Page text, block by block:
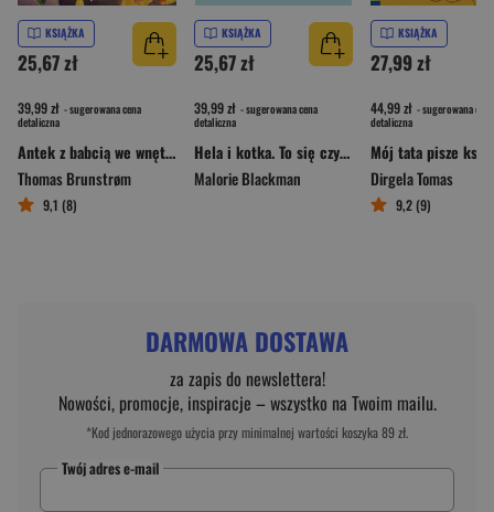
KSIĄŻKA
25,67 zł
39,99 zł - sugerowana cena
detaliczna
Antek z babcią we wnętrzu Ziemi
Thomas Brunstrøm
9,1 (8)
KSIĄŻKA
25,67 zł
39,99 zł - sugerowana cena
detaliczna
Hela i kotka. To się czyta Tom 6
Malorie Blackman
KSIĄŻKA
27,99 zł
44,99 zł - sugerowana cena
detaliczna
Mój tata pisze
Dirgela Tomas
9,2 (9)
DARMOWA DOSTAWA
za zapis do newslettera!
Nowości, promocje, inspiracje – wszystko na Twoim mailu.
*Kod jednorazowego użycia przy minimalnej wartości koszyka 89 zł.
Twój adres e-mail